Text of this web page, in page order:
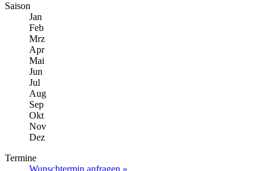
Saison
Jan
Feb
Mrz
Apr
Mai
Jun
Jul
Aug
Sep
Okt
Nov
Dez
Termine